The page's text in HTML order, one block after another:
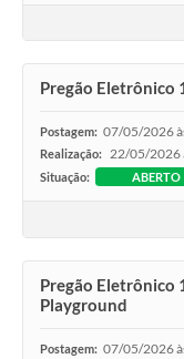
Pregão Eletrônico
Postagem: 07/05/2026
Realização: 22/05/2026
Situação: ABERTO
Pregão Eletrônico
Playground
Postagem: 07/05/2026